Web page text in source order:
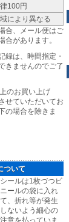
100円
により異なる
合、メール便はご
合があります。
録は、時間指定・
きませんのでご了
のお買い上げ
せていただいてお
の場合を除きま
ついて
シールは1枚づつビ
ニールの袋に入れ
て、折れ等が発生
しないよう細心の
注意を払っていま